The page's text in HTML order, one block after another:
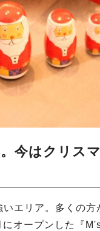
今はクリス
エリア。多くの方
オープンした『